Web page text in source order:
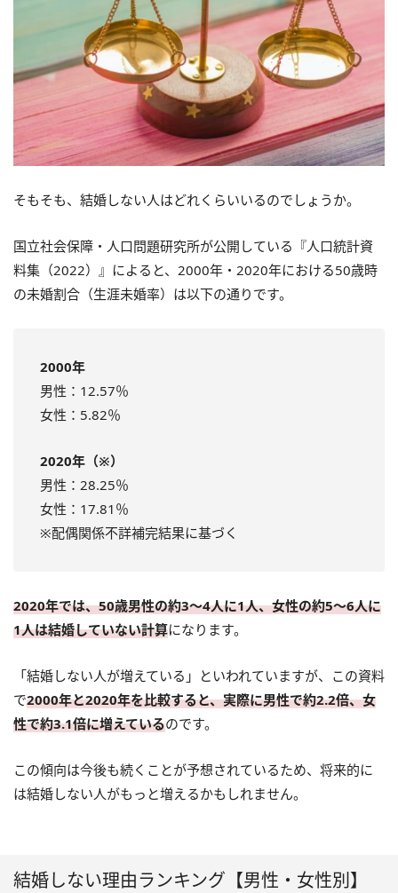
そもそも、結婚しない人はどれくらいいるのでしょうか。
国立社会保障・人口問題研究所が公開している『人口統計資
料集（2022）』によると、2000年・2020年における50歳時
の未婚割合（生涯未婚率）は以下の通りです。
2000年
男性：12.57％
女性：5.82％
2020年（※）
男性：28.25％
女性：17.81％
※配偶関係不詳補完結果に基づく
2020年では、50歳男性の約3～4人に1人、女性の約5～6人に
1人は結婚していない計算になります。
「結婚しない人が増えている」といわれていますが、この資料
で2000年と2020年を比較すると、実際に男性で約2.2倍、女
性で約3.1倍に増えているのです。
この傾向は今後も続くことが予想されているため、将来的に
は結婚しない人がもっと増えるかもしれません。
結婚しない理由ランキング【男性・女性別】